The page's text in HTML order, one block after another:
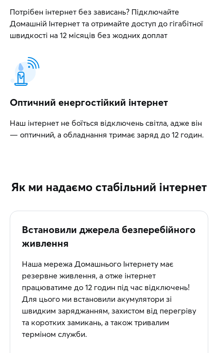
Потрібен інтернет без зависань? Підключайте
Домашній Інтернет та отримайте доступ до гігабітної
швидкості на 12 місяців без жодних доплат
Оптичний енергостійкий інтернет
Наш інтернет не боїться відключень світла, адже він
— оптичний, а обладнання тримає заряд до 12 годин.
Як ми надаємо стабільний інтернет
Встановили джерела безперебійного
живлення
Наша мережа Домашнього Інтернету має
резервне живлення, а отже інтернет
працюватиме до 12 годин під час відключень!
Для цього ми встановили акумулятори зі
швидким заряджанням, захистом від перегріву
та коротких замикань, а також тривалим
терміном служби.